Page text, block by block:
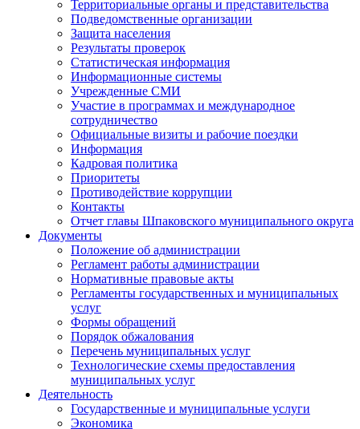
Территориальные органы и представительства
Подведомственные организации
Защита населения
Результаты проверок
Статистическая информация
Информационные системы
Учрежденные СМИ
Участие в программах и международное
сотрудничество
Официальные визиты и рабочие поездки
Информация
Кадровая политика
Приоритеты
Противодействие коррупции
Контакты
Отчет главы Шпаковского муниципального округа
Документы
Положение об администрации
Регламент работы администрации
Нормативные правовые акты
Регламенты государственных и муниципальных
услуг
Формы обращений
Порядок обжалования
Перечень муниципальных услуг
Технологические схемы предоставления
муниципальных услуг
Деятельность
Государственные и муниципальные услуги
Экономика